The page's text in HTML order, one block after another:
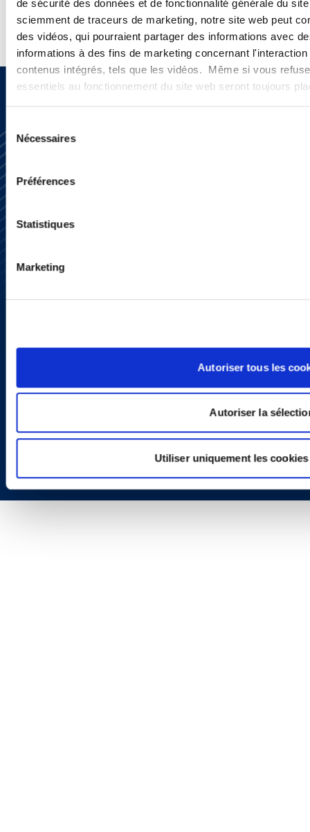
de sécurité des données et de fonctionnalité générale du
sciemment de traceurs de marketing, notre site web peut
des vidéos, qui pourraient partager des informations avec
informations à des fins de marketing concernant
contenus intégrés, tels que les vidéos. Même si vous
essentiels au fonctionnement du site web seront toujours
du
consentement
Nécessaires
Préférences
Statistiques
Marketing
Autoriser tous les
Autoriser la
Utiliser uniquement les
SUBMIT
Subscribe
LinkedIn
Copyright © 2026 | Ogletree Deakins